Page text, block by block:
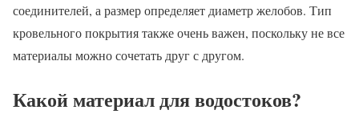
соединителей, а размер определяет диаметр желобов. Тип
кровельного покрытия также очень важен, поскольку не все
материалы можно сочетать друг с другом.
Какой материал для водостоков?